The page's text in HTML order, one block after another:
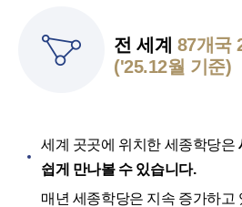
전 세계 87개국
('25.12월 기준)
세계 곳곳에 위치한 세종학당은
쉽게 만나볼 수 있습니다.
매년 세종학당은 지속 증가하고